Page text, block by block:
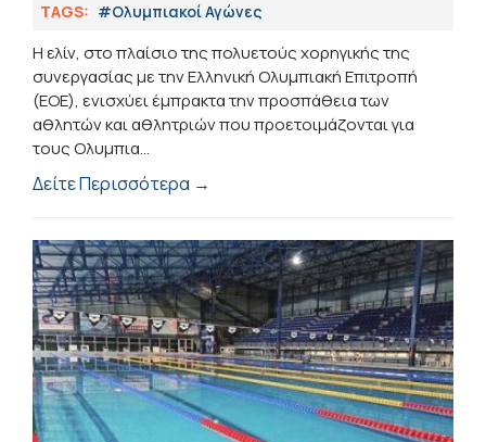
TAGS: #Ολυμπιακοί Αγώνες
Η ελίν, στο πλαίσιο της πολυετούς χορηγικής της
συνεργασίας με την Ελληνική Ολυμπιακή Επιτροπή
(ΕΟΕ), ενισχύει έμπρακτα την προσπάθεια των
αθλητών και αθλητριών που προετοιμάζονται για
τους Ολυμπια...
Δείτε Περισσότερα →